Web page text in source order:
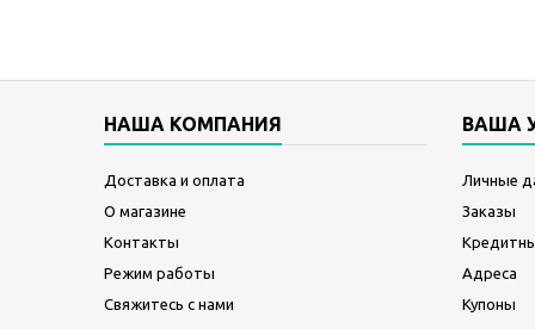
НАША КОМПАНИЯ
Доставка и оплата
О магазине
Контакты
Режим работы
Свяжитесь с нами
ВАША
Личные
Заказы
Адреса
Купоны